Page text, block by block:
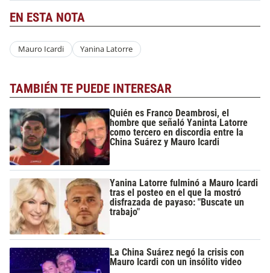
EN ESTA NOTA
Mauro Icardi Yanina Latorre
TAMBIÉN TE PUEDE INTERESAR
Quién es Franco Deambrosi, el
hombre que señaló Yaninta Latorre
como tercero en discordia entre la
China Suárez y Mauro Icardi
Yanina Latorre fulminó a Mauro Icardi
tras el posteo en el que la mostró
disfrazada de payaso: "Buscate un
trabajo"
La China Suárez negó la crisis con
Mauro Icardi con un insólito video